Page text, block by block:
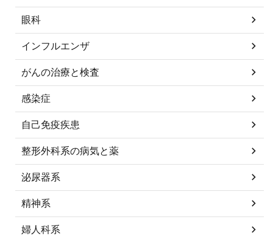
眼科
インフルエンザ
がんの治療と検査
感染症
自己免疫疾患
整形外科系の病気と薬
泌尿器系
精神系
婦人科系